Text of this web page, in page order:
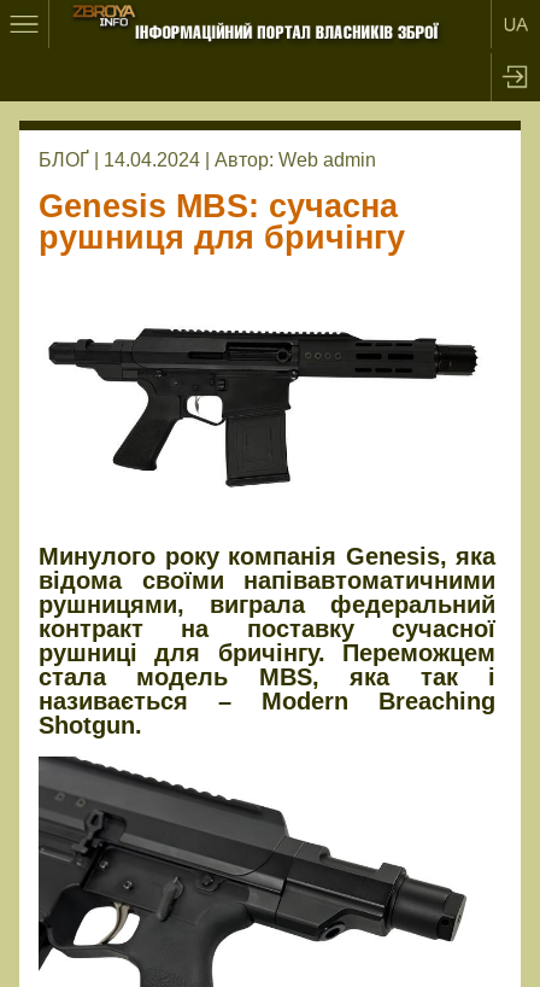
БЛОҐ | 14.04.2024 | Автор: Web admin
Genesis MBS: сучасна
рушниця для бричінгу
Минулого року компанія Genesis, яка
відома своїми напівавтоматичними
рушницями, виграла федеральний
контракт на поставку сучасної
рушниці для бричінгу. Переможцем
стала модель MBS, яка так і
називається – Modern Breaching
Shotgun.